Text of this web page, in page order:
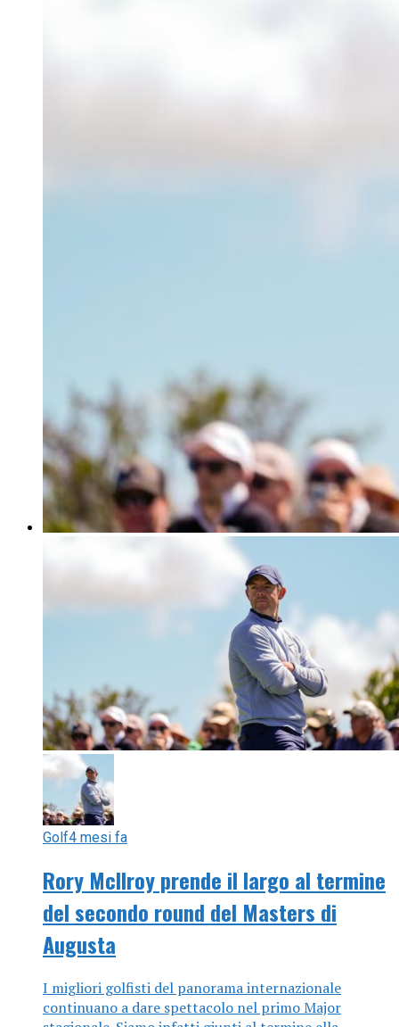
Golf4 mesi fa
Rory McIlroy prende il largo al termine
del secondo round del Masters di
Augusta
I migliori golfisti del panorama internazionale
continuano a dare spettacolo nel primo Major